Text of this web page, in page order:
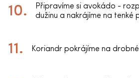
Připravíme si avokádo -
dužinu a nakrájíme na tenké
Koriandr pokrájíme na drobné